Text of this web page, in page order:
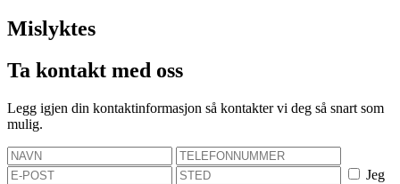
Mislyktes
Ta kontakt med oss
Legg igjen din kontaktinformasjon så kontakter vi deg så snart som
mulig.
Jeg